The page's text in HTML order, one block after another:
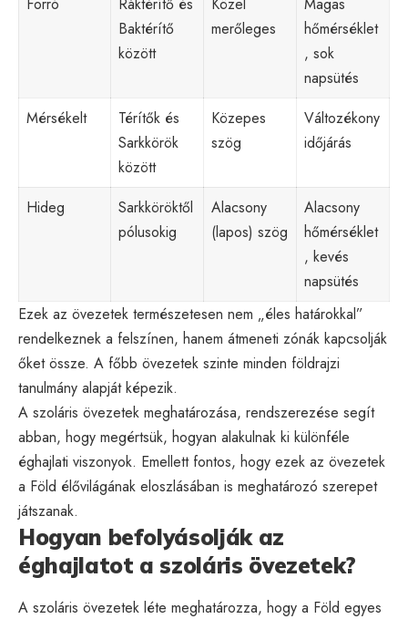
Forró
Ráktérítő és
Baktérítő
között
Közel
merőleges
Magas
hőmérséklet
, sok
napsütés
Mérsékelt
Térítők és
Sarkkörök
között
Közepes
szög
Változékony
időjárás
Hideg
Sarkköröktől
pólusokig
Alacsony
(lapos) szög
Alacsony
hőmérséklet
, kevés
napsütés
Ezek az övezetek természetesen nem „éles határokkal”
rendelkeznek a felszínen, hanem átmeneti zónák kapcsolják
őket össze. A főbb övezetek szinte minden földrajzi
tanulmány alapját képezik.
A szoláris övezetek meghatározása, rendszerezése segít
abban, hogy megértsük, hogyan alakulnak ki különféle
éghajlati viszonyok. Emellett fontos, hogy ezek az övezetek
a Föld élővilágának eloszlásában is meghatározó szerepet
játszanak.
Hogyan befolyásolják az
éghajlatot a szoláris övezetek?
A szoláris övezetek léte meghatározza, hogy a Föld egyes